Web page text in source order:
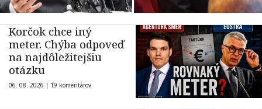
Korčok chce iný
meter. Chýba odpoveď
na najdôležitejšiu
otázku
06. 08. 2026 | 19 komentárov